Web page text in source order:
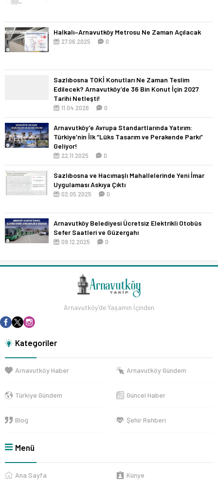
Halkalı–Arnavutköy Metrosu Ne Zaman Açılacak
27.06.2025 0
Sazlıbosna TOKİ Konutları Ne Zaman Teslim
Edilecek? Arnavutköy’de 36 Bin Konut İçin 2027
Tarihi Netleşti!
11.04.2026 0
Arnavutköy’e Avrupa Standartlarında Yatırım:
Türkiye’nin İlk “Lüks Tasarım ve Perakende Parkı”
Geliyor!
22.11.2025 0
Sazlıbosna ve Hacımaşlı Mahallelerinde Yeni İmar
Uygulaması Askıya Çıktı
02.05.2025 0
Arnavutköy Belediyesi Ücretsiz Elektrikli Otobüs
Sefer Saatleri ve Güzergahı
09.12.2025 0
Arnavutköy'de Yaşamın İçinden
Kategoriler
Arnavutköy Haber Arnavutköy Gündem
Türkiye Gündem Güncel Haber
Blog Şehir Rehberi
Menü
Ana Sayfa Künye